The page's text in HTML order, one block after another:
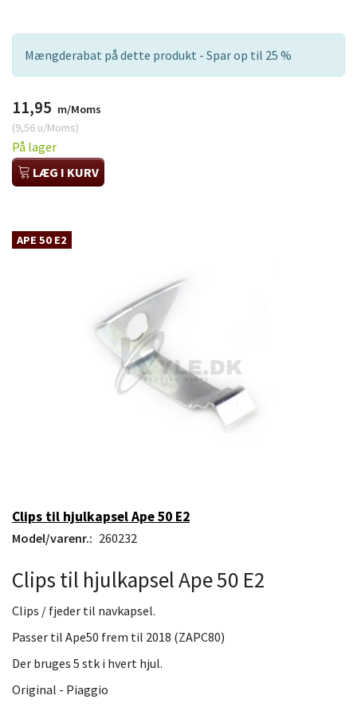
Mængderabat på dette produkt - Spar op til 25 %
11,95 m/Moms
(9,56 u/Moms)
På lager
LÆG I KURV
APE 50 E2
Clips til hjulkapsel Ape 50 E2
Model/varenr.: 260232
Clips til hjulkapsel Ape 50 E2
Clips / fjeder til navkapsel.
Passer til Ape50 frem til 2018 (ZAPC80)
Der bruges 5 stk i hvert hjul.
Original - Piaggio